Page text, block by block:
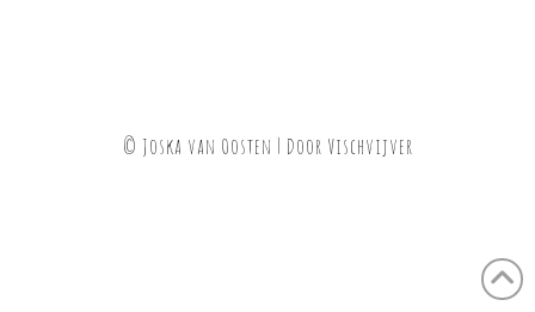
© Joska van Oosten | Door Vischvijver